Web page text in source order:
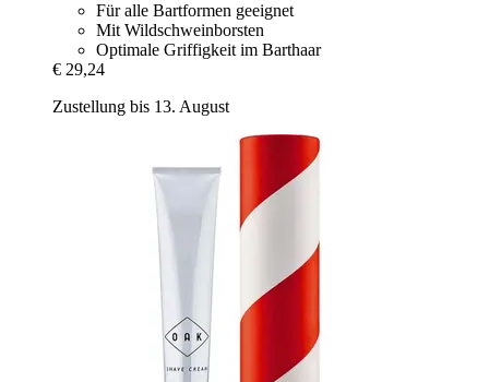
Für alle Bartformen geeignet
Mit Wildschweinborsten
Optimale Griffigkeit im Barthaar
€ 29,24
Zustellung bis 13. August